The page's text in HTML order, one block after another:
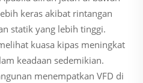
keras akibat rintangan
statik yang lebih tinggi.
kuasa kipas meningkat
keadaan sedemikian.
menempatkan VFD di